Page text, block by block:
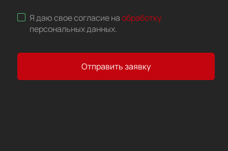
Я даю свое согласие наобработку
персональных данных.
Отправить заявку